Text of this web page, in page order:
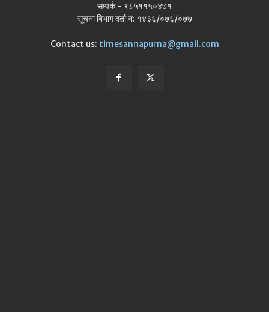
सम्पर्क - ९८५११५०४७१
सूचना बिभाग दर्ता न: १४३६/०७६/०७७
Contact us: timesannapurna@gmail.com